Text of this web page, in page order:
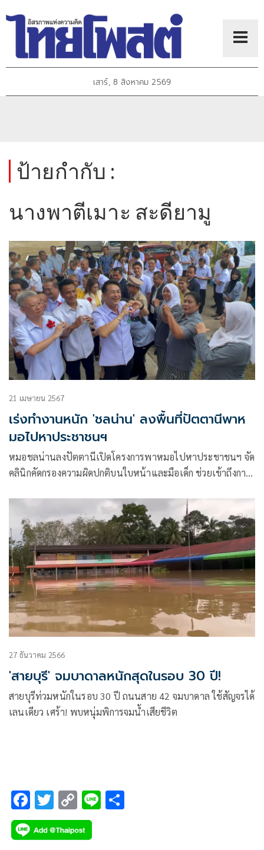
เสาร์, 8 สิงหาคม 2569
ป้ายกำกับ :
นางพาตีเมาะ สะดียามู
21 เมษายน 2567
เร่งทำงานหนัก 'ชลน่าน' ลงพื้นที่ปัตตานีพาห
มอไปหาประชาชนฯ
หมอชลน่านลงปัตตานีเปิดโครงการพาหมอไปหาประชาชนฯ จัด
คลินิกคัดกรองความผิดปกติบนใบหน้าและมือเด็ก ช่วยเข้าถึงการ
27 ธันวาคม 2566
'สายบุรี' จมบาดาลหนักสุดในรอบ 30 ปี!
สายบุรีท่วมหนักในรอบ 30 ปี ถนนสาย 42 จมบาดาล ใช้สัญจรได้
เลนเดียว เศร้า! พบหนุ่มพิการจมน้ำเสียชีวิต
F
ac
e
T
wi
tt
C
o
p
Li